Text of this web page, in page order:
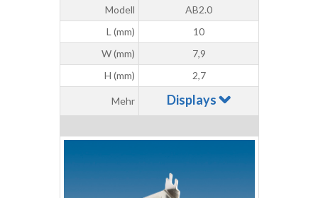
Modell
AB2.0
L (mm)
10
W (mm)
7,9
H (mm)
2,7
Mehr Displays